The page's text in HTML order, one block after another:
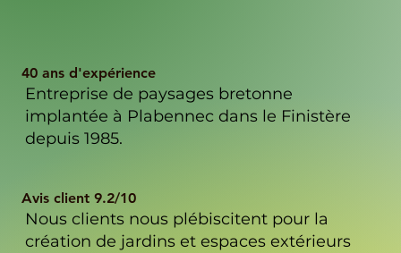
40 ans d'expérience
Entreprise de paysages bretonne
implantée à Plabennec dans le Finistère
depuis 1985.
Avis client 9.2/10
Nous clients nous plébiscitent pour la
création de jardins et espaces extérieurs